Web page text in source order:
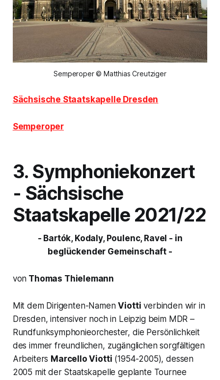
Semperoper © Matthias Creutziger
Sächsische Staatskapelle Dresden
Semperoper
3. Symphoniekonzert
- Sächsische
Staatskapelle 2021/22
- Bartók, Kodaly, Poulenc, Ravel - in
beglückender Gemeinschaft -
von Thomas Thielemann
Mit dem Dirigenten-NamenViotti verbinden wir in
Dresden, intensiver noch in Leipzig beim MDR –
Rundfunksymphonieorchester, die Persönlichkeit
des immer freundlichen, zugänglichen sorgfältigen
Arbeiters Marcello Viotti (1954-2005), dessen
2005 mit der Staatskapelle geplante Tournee